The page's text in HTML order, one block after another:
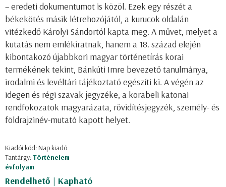
– eredeti dokumentumot is közöl. Ezek egy részét a
békekötés másik létrehozójától, a kurucok oldalán
vitézkedő Károlyi Sándortól kapta meg. A művet, melyet a
kutatás nem emlékiratnak, hanem a 18. század elején
kibontakozó újabbkori magyar történetírás korai
termékének tekint, Bánkúti Imre bevezető tanulmánya,
irodalmi és levéltári tájékoztató egészíti ki. A végén az
idegen és régi szavak jegyzéke, a korabeli katonai
rendfokozatok magyarázata, rövidítésjegyzék, személy- és
földrajzinév-mutató kapott helyet.
Kiadói kód: Nap kiadó
Tantárgy:Történelem
évfolyam
Rendelhető | Kapható